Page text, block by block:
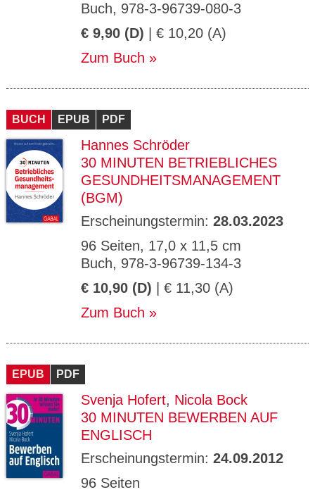
Buch, 978-3-96739-080-3
€ 9,90 (D) | € 10,20 (A)
Zum Buch
BUCH EPUB PDF
Hannes Schröder
30 MINUTEN BETRIEBLICHES
GESUNDHEITSMANAGEMENT
(BGM)
Erscheinungstermin: 28.03.2023
96 Seiten, 17,0 x 11,5 cm
Buch, 978-3-96739-134-3
€ 10,90 (D) | € 11,30 (A)
Zum Buch
EPUB PDF
Svenja Hofert, Nicola Bock
30 MINUTEN BEWERBEN AUF
ENGLISCH
Erscheinungstermin: 24.09.2012
96 Seiten